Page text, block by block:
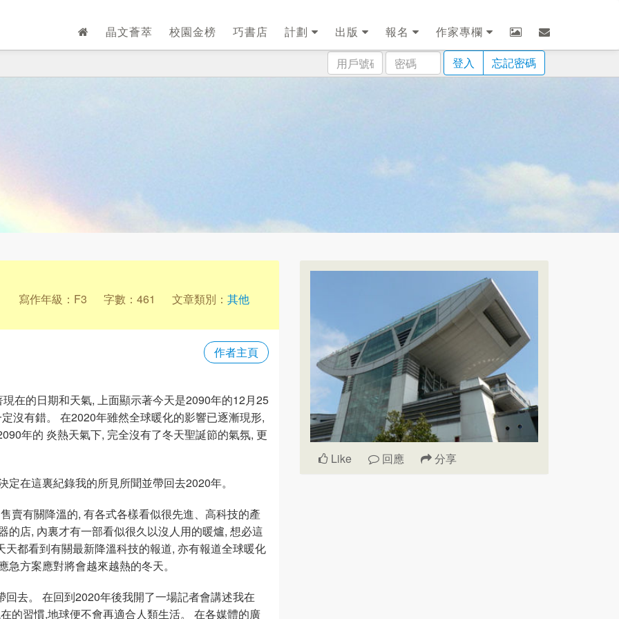
晶文薈萃 校園金榜 巧書店 計劃 出版 報名
作家專欄
用
戶
密
碼
登入 忘記密碼
寫作年級：F3 字數：461 文章類別： 其他
作者主頁
在的日期和天氣, 上面顯示著今天是2090年的12月25
沒有錯。 在2020年雖然全球暖化的影響已逐漸現形,
年的 炎熱天氣下, 完全沒有了冬天聖誕節的氣氛, 更
在這裏紀錄我的所見所聞並帶回去2020年。
賣有關降溫的, 有各式各樣看似很先進、高科技的產
店, 內裏才有一部看似很久以沒人用的暖爐, 想必這
都看到有關最新降溫科技的報道, 亦有報道全球暖化
方案應對將會越來越熱的冬天。
去。 在回到2020年後我開了一場記者會講述我在
的習慣,地球便不會再適合人類生活。 在各媒體的廣
Like 回應 分享